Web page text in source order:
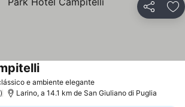
Partilhar
e ambiente elegante
Larino, a 14.1 km de San Giuliano di Puglia